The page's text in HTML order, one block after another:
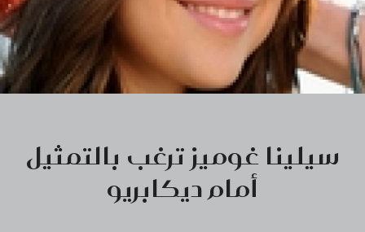
سيلينا غوميز ترغب بالتمثيل
أمام ديكابريو